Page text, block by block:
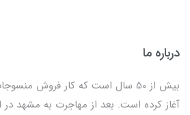
درباره ما
بیش از 50 سال است که کار فروش
آغاز کرده است. بعد از مهاجرت به مشهد در